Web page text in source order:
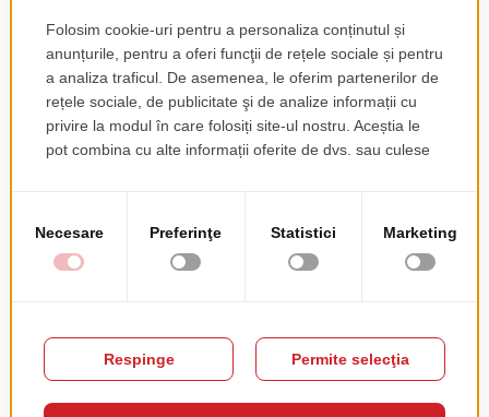
Scaun Veneziana
225.00 EUR + TVA
Scaun Roma 42 L
128.00 EUR + TVA